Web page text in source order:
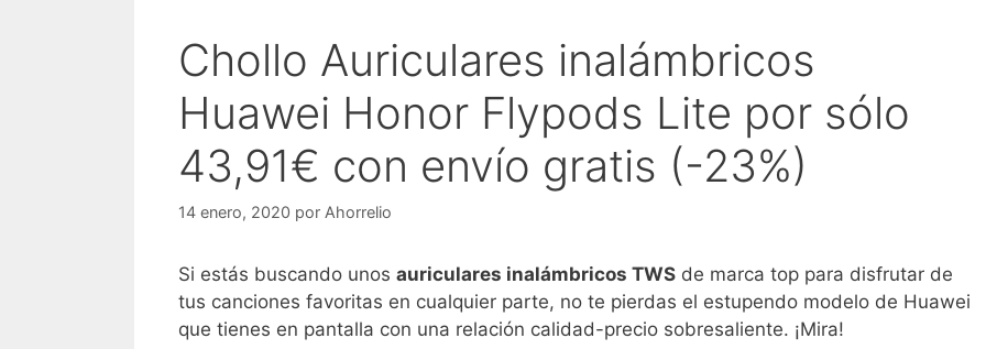
Chollo Auriculares inalámbricos
Huawei Honor Flypods Lite por sólo
43,91€ con envío gratis (-23%)
14 enero, 2020 por Ahorrelio
Si estás buscando unos auriculares inalámbricos TWS de marca top para disfrutar de
tus canciones favoritas en cualquier parte, no te pierdas el estupendo modelo de Huawei
que tienes en pantalla con una relación calidad-precio sobresaliente. ¡Mira!